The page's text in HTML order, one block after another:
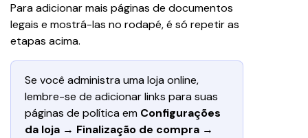
Para adicionar mais páginas de documentos
legais e mostrá-las no rodapé, é só repetir as
etapas acima.
Se você administra uma loja online,
lembre-se de adicionar links para suas
páginas de política em Configurações
da loja → Finalização de compra →